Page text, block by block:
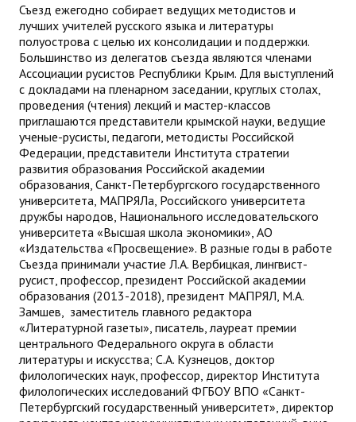
Съезд ежегодно собирает ведущих методистов и
лучших учителей русского языка и литературы
полуострова с целью их консолидации и поддержки.
Большинство из делегатов съезда являются членами
Ассоциации русистов Республики Крым. Для выступлений
с докладами на пленарном заседании, круглых столах,
проведения (чтения) лекций и мастер-классов
приглашаются представители крымской науки, ведущие
ученые-русисты, педагоги, методисты Российской
Федерации, представители Института стратегии
развития образования Российской академии
образования, Санкт-Петербургского государственного
университета, МАПРЯЛа, Российского университета
дружбы народов, Национального исследовательского
университета «Высшая школа экономики», АО
«Издательства «Просвещение». В разные годы в работе
Съезда принимали участие Л.А. Вербицкая, лингвист-
русист, профессор, президент Российской академии
образования (2013-2018), президент МАПРЯЛ, М.А.
Замшев, заместитель главного редактора
«Литературной газеты», писатель, лауреат премии
центрального Федерального округа в области
литературы и искусства; С.А. Кузнецов, доктор
филологических наук, профессор, директор Института
филологических исследований ФГБОУ ВПО «Санкт-
Петербургский государственный университет», директор